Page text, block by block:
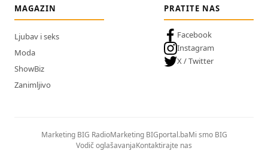
MAGAZIN
Ljubav i seks
Moda
ShowBiz
Zanimljivo
PRATITE NAS
Facebook
Instagram
X / Twitter
Marketing BIG RadioMarketing BIGportal.baMi smo BIG
Vodič oglašavanjaKontaktirajte nas